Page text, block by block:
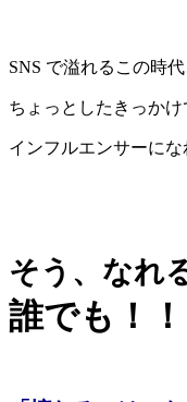
SNS で溢れるこの時代
ちょっとしたきっかけ
インフルエンサーにな
そう、なれ
誰でも！！